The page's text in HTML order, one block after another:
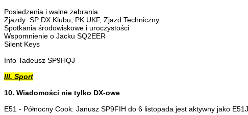
Posiedzenia i walne zebrania
Zjazdy: SP DX Klubu, PK UKF, Zjazd Techniczny
Spotkania środowiskowe i uroczystości
Wspomnienie o Jacku SQ2EER
Silent Keys
Info Tadeusz SP9HQJ
III. Sport
10. Wiadomości nie tylko DX-owe
E51 - Północny Cook: Janusz SP9FIH do 6 listopada jest aktywny jako